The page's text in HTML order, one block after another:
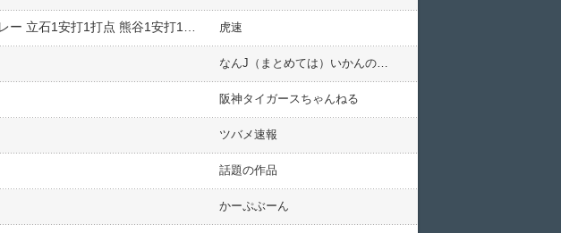
虎速
なんJ（まとめては）いかんのか？
阪神タイガースちゃんねる
ツバメ速報
話題の作品
かーぷぶーん